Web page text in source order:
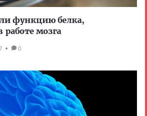
функцию белка,
работе мозга
0